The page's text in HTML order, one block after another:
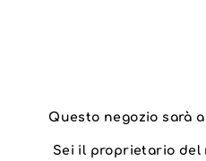
Questo negozio sarà
Sei il proprietario del